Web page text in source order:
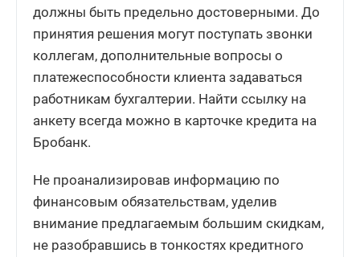
должны быть предельно достоверными. До
принятия решения могут поступать звонки
коллегам, дополнительные вопросы о
платежеспособности клиента задаваться
работникам бухгалтерии. Найти ссылку на
анкету всегда можно в карточке кредита на
Бробанк.
Не проанализировав информацию по
финансовым обязательствам, уделив
внимание предлагаемым большим скидкам,
не разобравшись в тонкостях кредитного